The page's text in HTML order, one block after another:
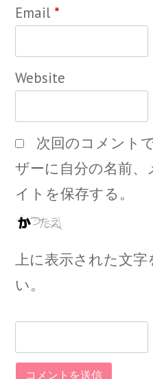
Email *
Website
次回のコメント
ザーに自分の名前
イトを保存する。
上に表示された文字
い。